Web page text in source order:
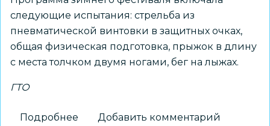
следующие испытания: стрельба из
пневматической винтовки в защитных очках,
общая физическая подготовка, прыжок в длину
с места толчком двумя ногами, бег на лыжах.
ГТО
Подробнее Добавить комментарий